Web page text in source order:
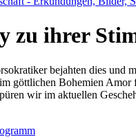
zu ihrer
bejahten dies und
göttlichen Bohemien
wir im aktuellen